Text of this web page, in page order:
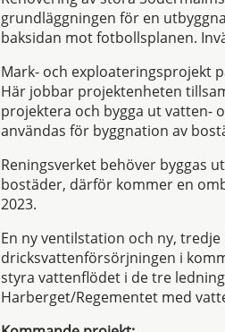
grundläggningen för en
baksidan mot fotbollsplanen.
Mark- och exploateringsprojekt
Här jobbar projektenheten
projektera och bygga ut vatten-
användas för byggnation av
Reningsverket behöver byggas
bostäder, därför kommer en
2023.
En ny ventilstation och ny,
dricksvattenförsörjningen i
styra vattenflödet i de tre
Harberget/Regementet med